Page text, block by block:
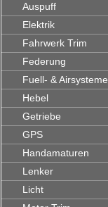
Auspuff
Elektrik
Fahrwerk Trim
Federung
Fuell- & Airsysteme
Hebel
Getriebe
GPS
Handamaturen
Lenker
Licht